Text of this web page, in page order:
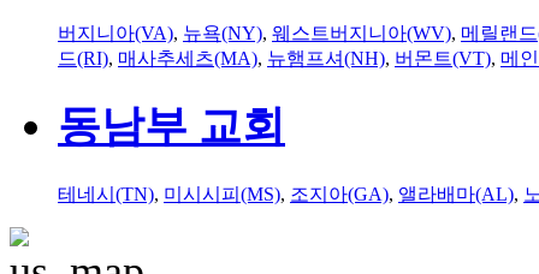
버지니아(VA), 뉴욕(NY), 웨스트버지니아(WV), 메릴랜
드(RI), 매사추세츠(MA), 뉴햄프셔(NH), 버몬트(VT), 메
동남부 교회
테네시(TN), 미시시피(MS), 조지아(GA), 앨라배마(AL),